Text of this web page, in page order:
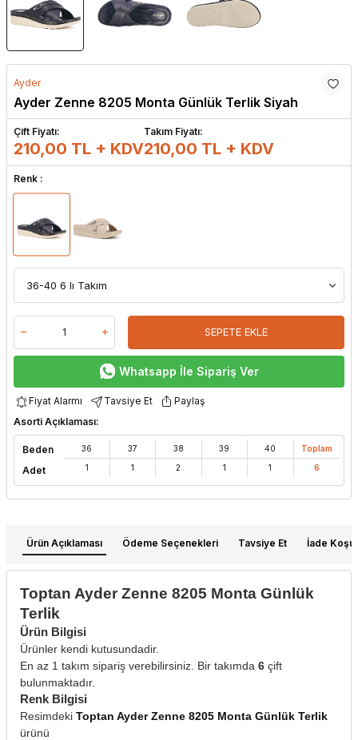
Ayder
Ayder Zenne 8205 Monta Günlük Terlik Siyah
Çift Fiyatı:
210,00 TL + KDV
Takım Fiyatı:
210,00 TL + KDV
Renk :
SEPETE EKLE
Whatsapp İle Sipariş Ver
Fiyat Alarmı Tavsiye Et
Paylaş
Asorti Açıklaması:
Beden
Adet
36
1
37
1
38
2
39
1
40
1
Toplam
6
Ürün Açıklaması Ödeme Seçenekleri Tavsiye Et İade
Toptan Ayder Zenne 8205 Monta Günlük
Terlik
Ürün Bilgisi
Ürünler kendi kutusundadir.
En az 1 takım sipariş verebilirsiniz. Bir takımda 6 çift
bulunmaktadır.
Renk Bilgisi
Resimdeki Toptan Ayder Zenne 8205 Monta Günlük Terlik
ürünü